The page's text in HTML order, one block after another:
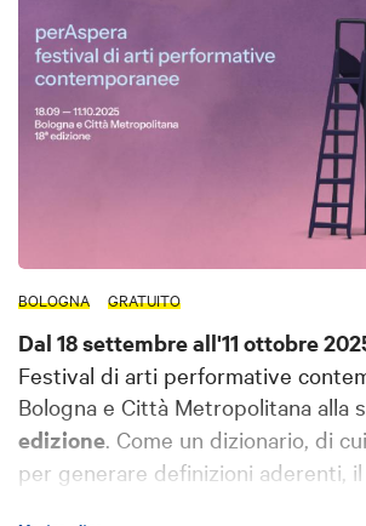
BOLOGNA GRATUITO
Dal 18 settembre all'11 ottobre
Festival di arti performative
Bologna e Città Metropolitana alla
edizione. Come un dizionario, di
per generare definizioni aderenti,